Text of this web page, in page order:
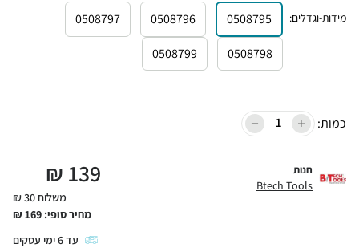
מידות-וגדלים:
0508795
0508796
0508797
0508798
0508799
כמות:
חנות
Btech Tools
139
₪
משלוח 30 ₪
מחיר סופי: 169
₪
עד6ימי עסקים